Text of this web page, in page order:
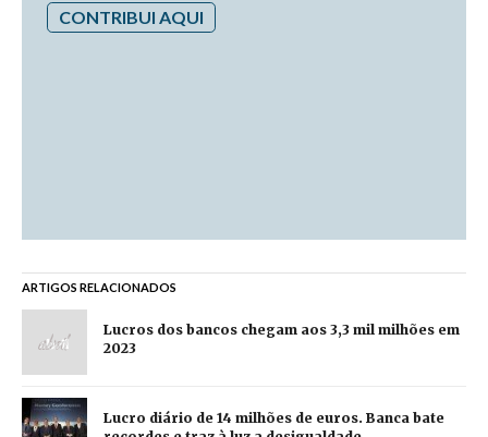
CONTRIBUI AQUI
ARTIGOS RELACIONADOS
Lucros dos bancos chegam aos 3,3 mil milhões em
2023
Lucro diário de 14 milhões de euros. Banca bate